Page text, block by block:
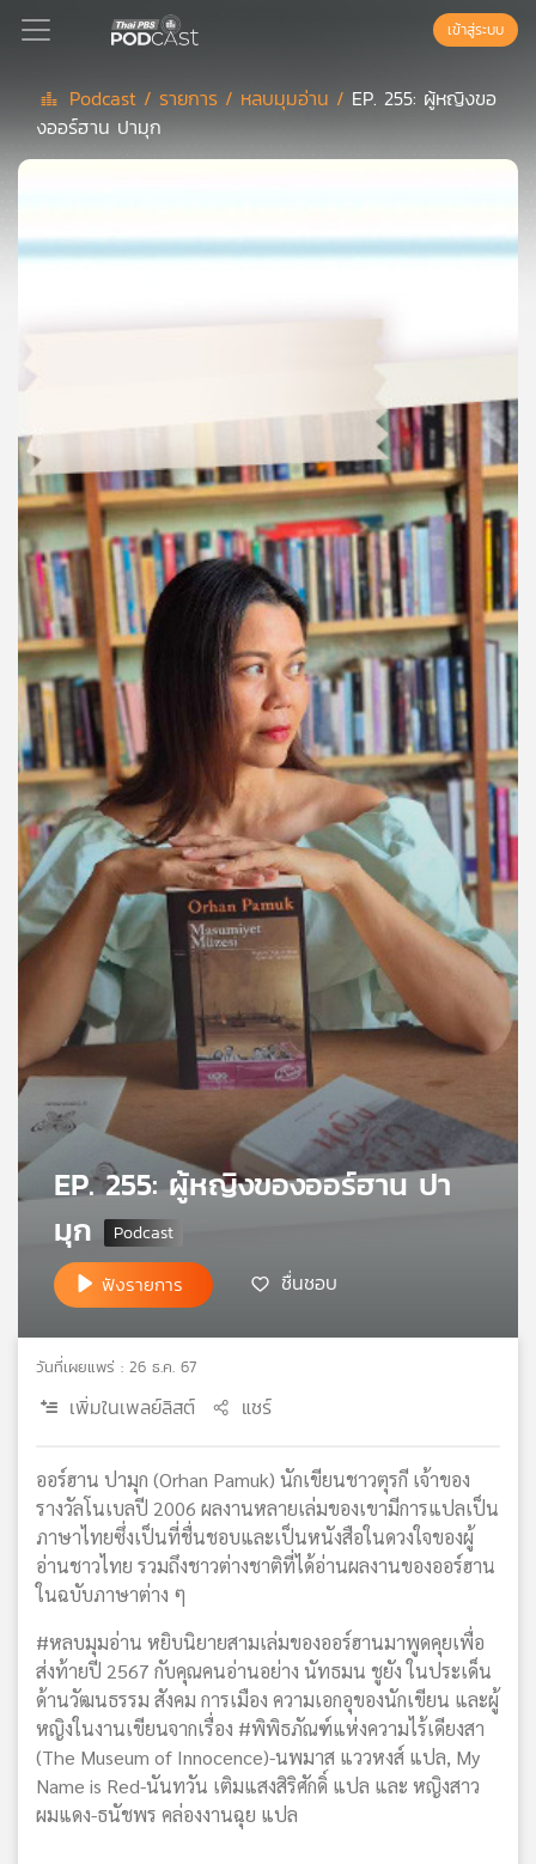
Podcast
ย์
ย์
ลิ
สต์
ของ
คุณ
เพลง
บทความ
ข่าว
และ
กิจกรรม
เกี่ยว
เรา
เครือ
ข่าย
ไทย
พี
แผนที่
วิทยุ
เครือ
เข้าสู่ระบบ
Podcast / รายการ / หลบมุมอ่าน / EP. 255: ผู้หญิงขอ
งออร์ฮาน ปามุก
EP. 255: ผู้หญิงของออร์ฮาน ปา
มุก
ฟังรายการ ชื่นชอบ
วันที่เผยแพร่ : 26 ธ.ค. 67
เพิ่มในเพลย์ลิสต์ แชร์
ออร์ฮาน ปามุก (Orhan Pamuk) นักเขียนชาวตุรกี เจ้าของ
รางวัลโนเบลปี 2006 ผลงานหลายเล่มของเขามีการแปลเป็น
ภาษาไทยซึ่งเป็นที่ชื่นชอบและเป็นหนังสือในดวงใจของผู้
อ่านชาวไทย รวมถึงชาวต่างชาติที่ได้อ่านผลงานของออร์ฮาน
ในฉบับภาษาต่าง ๆ
#หลบมุมอ่าน หยิบนิยายสามเล่มของออร์ฮานมาพูดคุยเพื่อ
ส่งท้ายปี 2567 กับคุณคนอ่านอย่าง นัทธมน ชูยัง ในประเด็น
ด้านวัฒนธรรม สังคม การเมือง ความเอกอุของนักเขียน และผู้
หญิงในงานเขียนจากเรื่อง #พิพิธภัณฑ์แห่งความไร้เดียงสา
(The Museum of Innocence)-นพมาส แววหงส์ แปล, My
Name is Red-นันทวัน เติมแสงสิริศักดิ์ แปล และ หญิงสาว
ผมแดง-ธนัชพร คล่องงานฉุย แปล